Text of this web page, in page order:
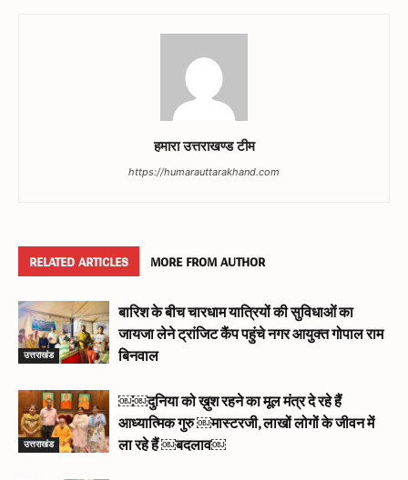
हमारा उत्तराखण्ड टीम
https://humarauttarakhand.com
RELATED ARTICLES MORE FROM AUTHOR
उत्तराखंड
बारिश के बीच चारधाम यात्रियों की सुविधाओं का
जायजा लेने ट्रांजिट कैंप पहुंचे नगर आयुक्त गोपाल राम
बिनवाल
उत्तराखंड
￼￼दुनिया को ख़ुश रहने का मूल मंत्र दे रहे हैं
आध्यात्मिक गुरु ￼मास्टरजी, लाखों लोगों के जीवन में
ला रहे हैं ￼बदलाव￼